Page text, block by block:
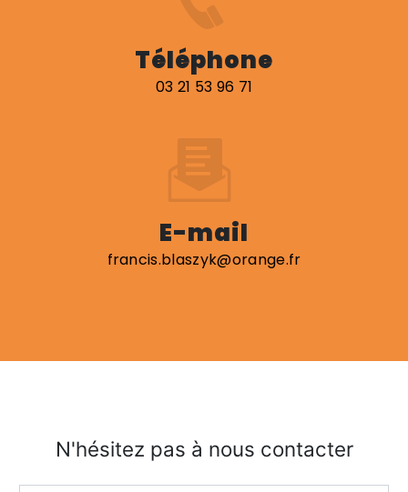
Téléphone
03 21 53 96 71
E-mail
francis.blaszyk@orange.fr
N'hésitez pas à nous contacter